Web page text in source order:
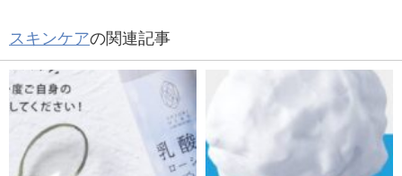
スキンケアの関連記事